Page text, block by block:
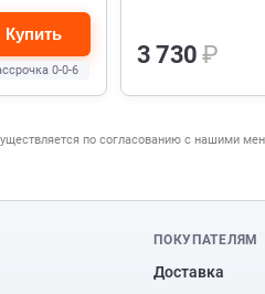
Купить
0-0-6
3 730₽
по согласованию с нашими
ПОКУПАТЕЛЯМ
Доставка